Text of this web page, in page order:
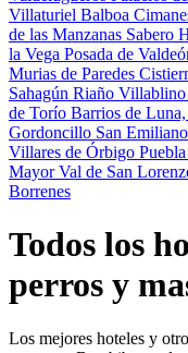
Villaturiel Balboa
de las Manzanas Sabero
la Vega Posada de
Murias de Paredes
Sahagún Riaño Villablino
de Torío Barrios de
Gordoncillo San Emiliano
Villares de Órbigo
MayorVal de San
Borrenes
Todos los
perros y
Los mejores hoteles y